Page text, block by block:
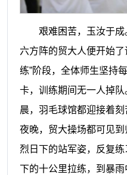
艰难困苦，玉汝于
六方阵的贸大人便开始
练”阶段，全体师生坚持
卡，训练期间无一人掉
晨，羽毛球馆都迎接着
夜晚，贸大操场都可见
烈日下的站军姿，反复
下的十公里拉练，到暴